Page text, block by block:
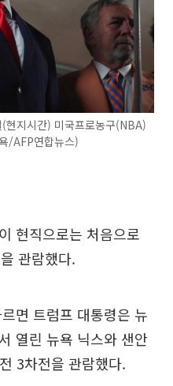
지시간) 미국프로농구(NBA)
/AFP연합뉴스)
현직으로는 처음으로
관람했다.
면 트럼프 대통령은 뉴
열린 뉴욕 닉스와 샌안
3차전을 관람했다.